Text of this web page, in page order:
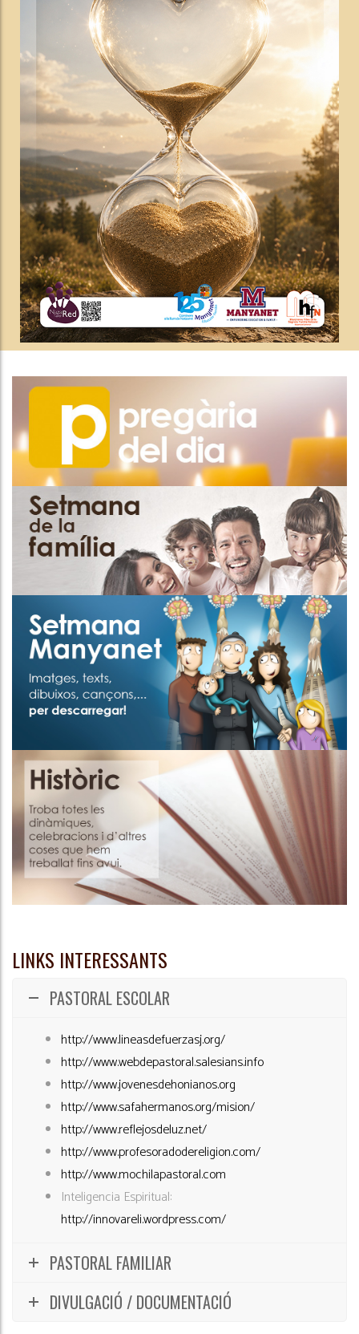
LINKS INTERESSANTS
PASTORAL ESCOLAR
http://www.lineasdefuerzasj.org/
http://www.webdepastoral.salesians.info
http://www.jovenesdehonianos.org
http://www.safahermanos.org/mision/
http://www.reflejosdeluz.net/
http://www.profesoradodereligion.com/
http://www.mochilapastoral.com
Inteligencia Espiritual:
http://innovareli.wordpress.com/
PASTORAL FAMILIAR
DIVULGACIÓ / DOCUMENTACIÓ